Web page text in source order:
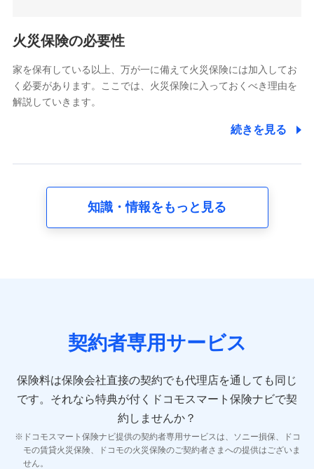
電話対応の品質向上およびお問合せ内容の正確な把握のため
6.採用応募者の個人情報
採用選考および入社手続を実施するため
8.取引先個人情報
取引先としての選定業務、営業情報の提供業務、契約締結手
10.受託業務の 個人情報
11.マイカー通勤管理クラウド並びに法人向けASPサー
ビスに関してのお問い合わせ情報
各種お問い合わせに対応するため
当社のサービスに関する情報提供や、皆様に有用なお知らせ
をお送りするため
火災保険の必要性
家を保有している以上、万が一に備えて火災保険には加入してお
く必要があります。ここでは、火災保険に入っておくべき理由を
解説していきます。
続きを見る
知識・情報をもっと見る
契約者専用サービス
保険料は保険会社直接の契約でも代理店を通しても同じ
です。 それなら特典が付くドコモスマート保険ナビで契
約しませんか？
ドコモスマート保険ナビ提供の契約者専用サービスは、ソニー損保、ドコ
モの賃貸火災保険、ドコモの火災保険のご契約者さまへの提供はございま
せん。